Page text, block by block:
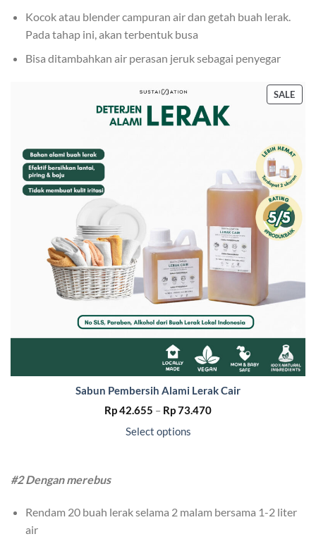
Kocok atau blender campuran air dan getah buah lerak.
Pada tahap ini, akan terbentuk busa
Bisa ditambahkan air perasan jeruk sebagai penyegar
SALE
ON
Sabun Pembersih Alami Lerak Cair
Rp42.655 – Rp73.470Price
Select options
#2 Dengan merebus
Rendam 20 buah lerak selama 2 malam bersama 1-2 liter
air